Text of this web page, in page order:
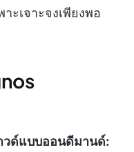
ะเจาะจงเพียงพอ
ด์แบบออนดีมานด์: